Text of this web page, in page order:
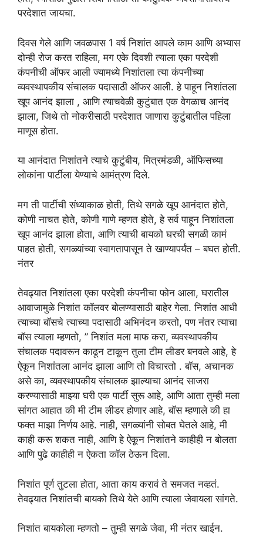
परदेशात जायचा.
दिवस गेले आणि जवळपास 1 वर्ष निशांत आपले काम आणि अभ्यास
दोन्ही रोज करत राहिला, मग एके दिवशी त्याला एका परदेशी
कंपनीची ऑफर आली ज्यामध्ये निशांतला त्या कंपनीच्या
व्यवस्थापकीय संचालक पदासाठी ऑफर आली. हे पाहून निशांतला
खूप आनंद झाला , आणि त्याचवेळी कुटुंबात एक वेगळाच आनंद
झाला, जिथे तो नोकरीसाठी परदेशात जाणारा कुटुंबातील पहिला
माणूस होता.
या आनंदात निशांतने त्याचे कुटुंबीय, मित्रमंडळी, ऑफिसच्या
लोकांना पार्टीला येण्याचे आमंत्रण दिले.
मग ती पार्टीची संध्याकाळ होती, तिथे सगळे खूप आनंदात होते,
कोणी नाचत होते, कोणी गाणे म्हणत होते, हे सर्व पाहून निशांतला
खूप आनंद झाला होता, आणि त्याची बायको घरची सगळी कामं
पाहत होती, सगळ्यांच्या स्वागतापासून ते खाण्यापर्यंत – बघत होती.
नंतर
तेवढ्यात निशांतला एका परदेशी कंपनीचा फोन आला, घरातील
आवाजामुळे निशांत कॉलवर बोलण्यासाठी बाहेर गेला. निशांत आधी
त्याच्या बॉसचे त्याच्या पदासाठी अभिनंदन करतो, पण नंतर त्याचा
बॉस त्याला म्हणतो, ” निशांत मला माफ करा, व्यवस्थापकीय
संचालक पदावरून काढून टाकून तुला टीम लीडर बनवले आहे, हे
ऐकून निशांतला आनंद झाला आणि तो विचारतो . बॉस, अचानक
असे का, व्यवस्थापकीय संचालक झाल्याचा आनंद साजरा
करण्यासाठी माझ्या घरी एक पार्टी सुरू आहे, आणि आता तुम्ही मला
सांगत आहात की मी टीम लीडर होणार आहे, बॉस म्हणाले की हा
फक्त माझा निर्णय आहे. नाही, सगळ्यांनी सोबत घेतले आहे, मी
काही करू शकत नाही, आणि हे ऐकून निशांतने काहीही न बोलता
आणि पुढे काहीही न ऐकता कॉल ठेऊन दिला.
निशांत पूर्ण तुटला होता, आता काय करावं ते समजत नव्हतं.
तेवढ्यात निशांतची बायको तिथे येते आणि त्याला जेवायला सांगते.
निशांत बायकोला म्हणतो – तुम्ही सगळे जेवा, मी नंतर खाईन.